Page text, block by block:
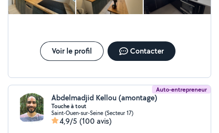
sèche-serviettes et automatismes MONTAGE ET
plans de travail et électroménager - Enseignes et
marques: IKEA, Leroy Merlin, Castorama, Conforama..
Je réalise un travail soigné, durable et adapté à vos
N'hesitez pas à me contacter pour discuter de votre
Voir le profil Contacter
Auto-entrepreneur
Abdelmadjid Kellou (amontage)
Touche à tout
Saint-Ouen-sur-Seine (Secteur 17)
4,9/5 (100 avis)